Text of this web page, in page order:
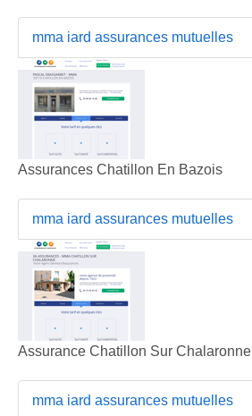
mma iard assurances mutuelles
Assurances Chatillon En Bazois
mma iard assurances mutuelles
Assurance Chatillon Sur Chalaronne
mma iard assurances mutuelles